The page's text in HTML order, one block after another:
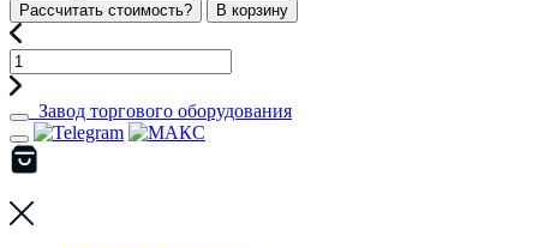
Рассчитать стоимость? В корзину
Завод торгового оборудования